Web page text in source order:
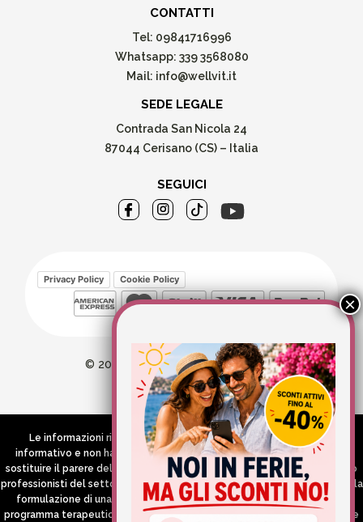
CONTATTI
Tel: 09841716996
Whatsapp: 339 3568080
Mail: info@wellvit.it
SEDE LEGALE
Contrada San Nicola 24
87044 Cerisano (CS) – Italia
SEGUICI
Privacy Policy Cookie Policy
© 2026 Wellvit All Rights Reserved
Credits:Aries comunica
Le informazioni riportate nel Sito hanno esclusivamente scopo
informativo e non hanno in alcun modo né la pretesa né l’obiettivo di
sostituire il parere del medico e/o specialista, di altri operatori sanitari o
professionisti del settore che devono in ogni caso essere contattati per la
formulazione di una diagnosi o l’indicazione di un eventuale corretto
programma terapeutico e/o dietetico e/o di integrazione alimentare. Se